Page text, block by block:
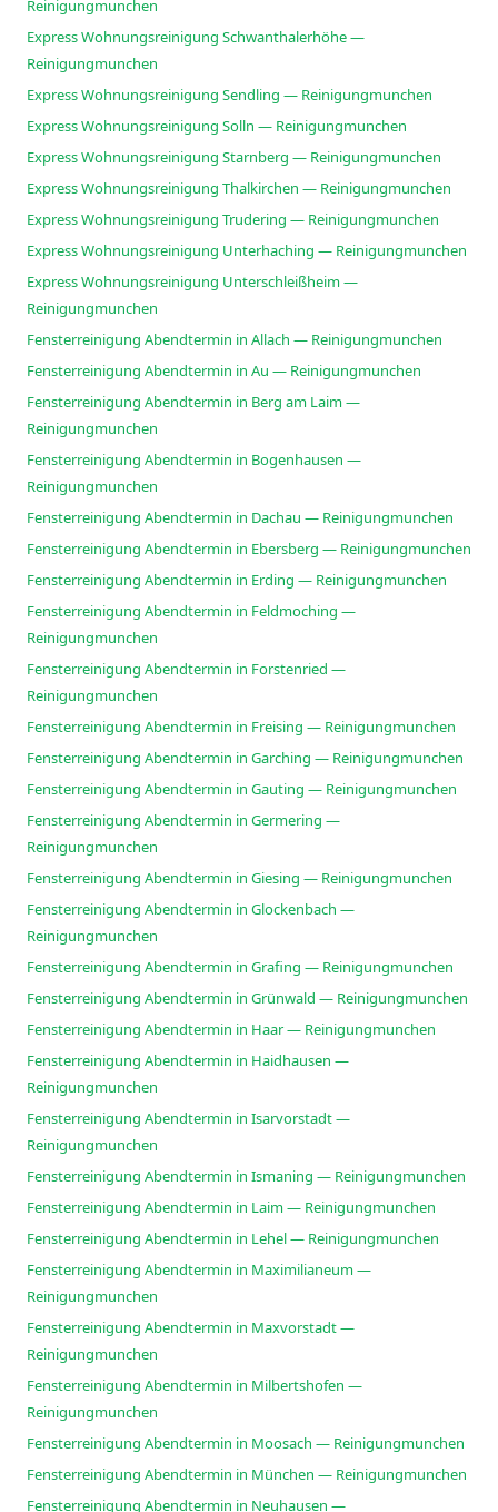
Reinigungmunchen
Express Wohnungsreinigung Schwanthalerhöhe —
Reinigungmunchen
Express Wohnungsreinigung Sendling — Reinigungmunchen
Express Wohnungsreinigung Solln — Reinigungmunchen
Express Wohnungsreinigung Starnberg — Reinigungmunchen
Express Wohnungsreinigung Thalkirchen — Reinigungmunchen
Express Wohnungsreinigung Trudering — Reinigungmunchen
Express Wohnungsreinigung Unterhaching — Reinigungmunchen
Express Wohnungsreinigung Unterschleißheim —
Reinigungmunchen
Fensterreinigung Abendtermin in Allach — Reinigungmunchen
Fensterreinigung Abendtermin in Au — Reinigungmunchen
Fensterreinigung Abendtermin in Berg am Laim —
Reinigungmunchen
Fensterreinigung Abendtermin in Bogenhausen —
Reinigungmunchen
Fensterreinigung Abendtermin in Dachau — Reinigungmunchen
Fensterreinigung Abendtermin in Ebersberg — Reinigungmunchen
Fensterreinigung Abendtermin in Erding — Reinigungmunchen
Fensterreinigung Abendtermin in Feldmoching —
Reinigungmunchen
Fensterreinigung Abendtermin in Forstenried —
Reinigungmunchen
Fensterreinigung Abendtermin in Freising — Reinigungmunchen
Fensterreinigung Abendtermin in Garching — Reinigungmunchen
Fensterreinigung Abendtermin in Gauting — Reinigungmunchen
Fensterreinigung Abendtermin in Germering —
Reinigungmunchen
Fensterreinigung Abendtermin in Giesing — Reinigungmunchen
Fensterreinigung Abendtermin in Glockenbach —
Reinigungmunchen
Fensterreinigung Abendtermin in Grafing — Reinigungmunchen
Fensterreinigung Abendtermin in Grünwald — Reinigungmunchen
Fensterreinigung Abendtermin in Haar — Reinigungmunchen
Fensterreinigung Abendtermin in Haidhausen —
Reinigungmunchen
Fensterreinigung Abendtermin in Isarvorstadt —
Reinigungmunchen
Fensterreinigung Abendtermin in Ismaning — Reinigungmunchen
Fensterreinigung Abendtermin in Laim — Reinigungmunchen
Fensterreinigung Abendtermin in Lehel — Reinigungmunchen
Fensterreinigung Abendtermin in Maximilianeum —
Reinigungmunchen
Fensterreinigung Abendtermin in Maxvorstadt —
Reinigungmunchen
Fensterreinigung Abendtermin in Milbertshofen —
Reinigungmunchen
Fensterreinigung Abendtermin in Moosach — Reinigungmunchen
Fensterreinigung Abendtermin in München — Reinigungmunchen
Fensterreinigung Abendtermin in Neuhausen —